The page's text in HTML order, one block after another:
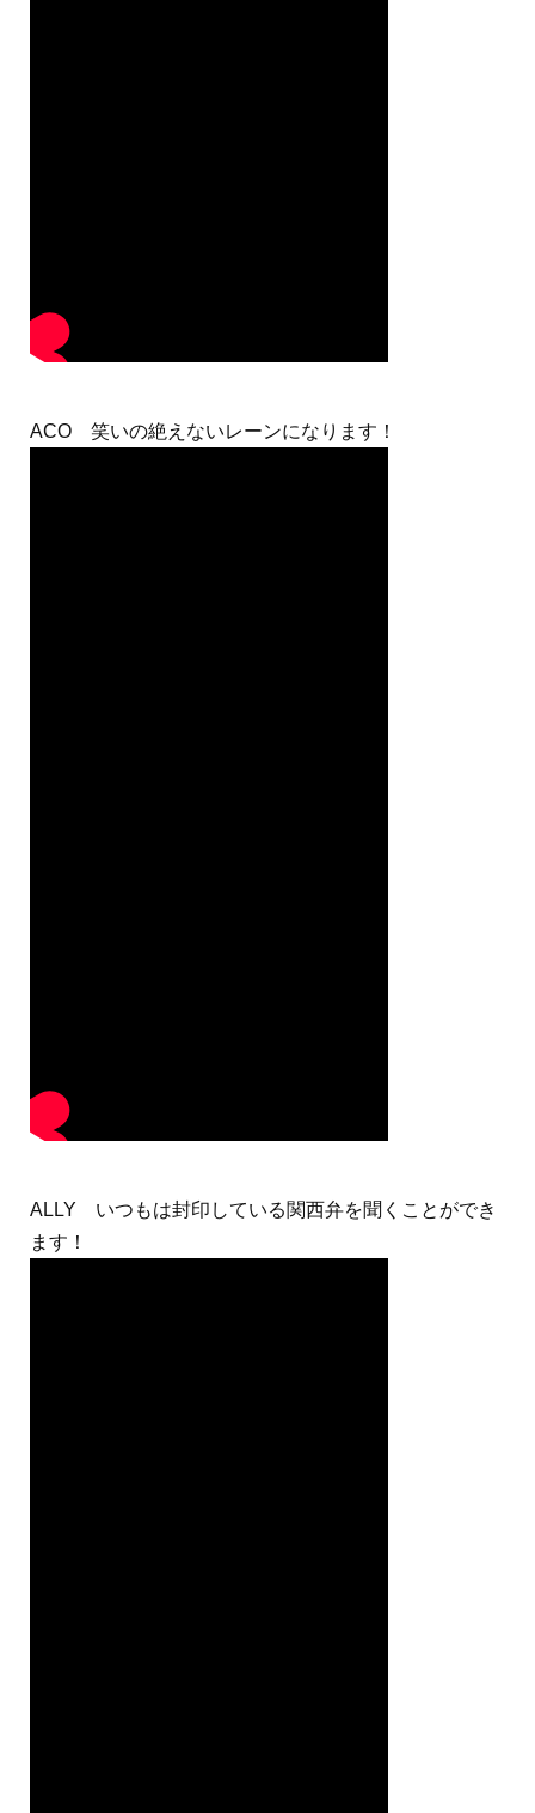
ACO 笑いの絶えないレーンになります！
ALLY いつもは封印している関西弁を聞くことができ
ます！